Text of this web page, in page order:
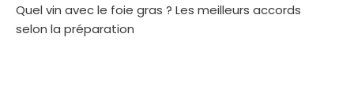
Quel vin avec le foie gras ? Les meilleurs accords
selon la préparation